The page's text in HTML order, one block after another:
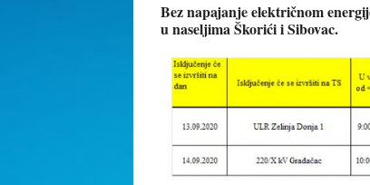
Bez napajanje električnom
u naseljima Škorići i Sibovac.